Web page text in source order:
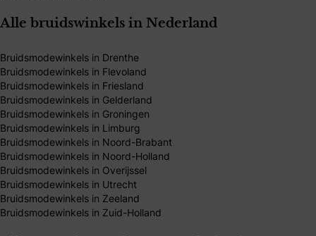
Alle bruidswinkels in Nederland
Bruidsmodewinkels in Drenthe
Bruidsmodewinkels in Flevoland
Bruidsmodewinkels in Friesland
Bruidsmodewinkels in Gelderland
Bruidsmodewinkels in Groningen
Bruidsmodewinkels in Limburg
Bruidsmodewinkels in Noord-Brabant
Bruidsmodewinkels in Noord-Holland
Bruidsmodewinkels in Overijssel
Bruidsmodewinkels in Utrecht
Bruidsmodewinkels in Zeeland
Bruidsmodewinkels in Zuid-Holland